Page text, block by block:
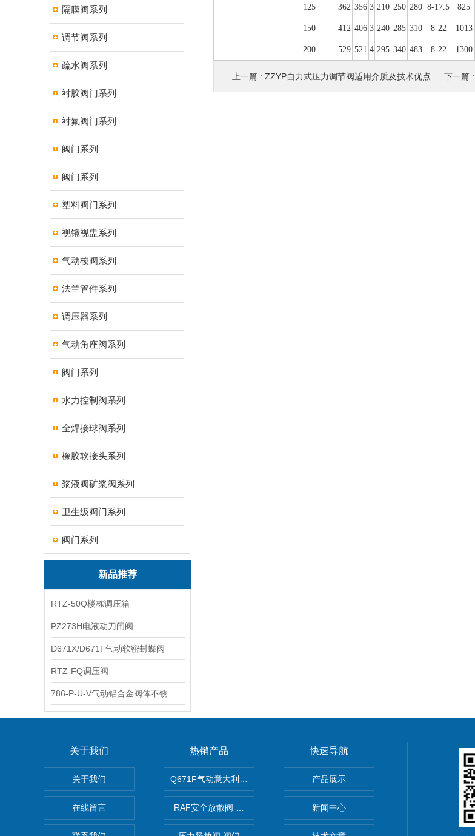
隔膜阀系列
调节阀系列
疏水阀系列
衬胶阀门系列
衬氟阀门系列
阀门系列
阀门系列
塑料阀门系列
视镜视盅系列
气动梭阀系列
法兰管件系列
调压器系列
气动角座阀系列
阀门系列
水力控制阀系列
全焊接球阀系列
橡胶软接头系列
浆液阀矿浆阀系列
卫生级阀门系列
阀门系列
新品推荐
RTZ-50Q楼栋调压箱
PZ273H电液动刀闸阀
D671X/D671F气动软密封蝶阀
RTZ-FQ调压阀
125 362 356 3 210 250 280 8-17.5 825
150 412 406 3 240 285 310 8-22 1013
200 529 521 4 295 340 483 8-22 1300
上一篇 : ZZYP自力式压力调节阀适用介质及技术优点 下一篇 :
关于我们
关于我们
在线留言
热销产品
Q671F气动意大利式薄型球阀
RAF安全放散阀 阀生产
快速导航
产品展示
新闻中心